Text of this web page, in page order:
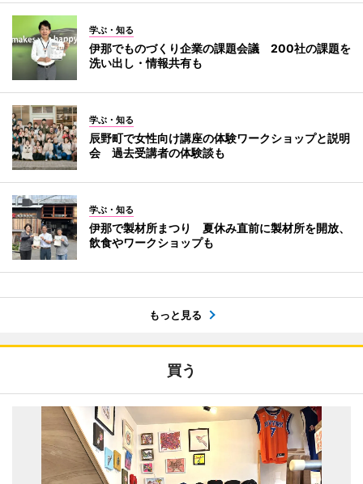
学ぶ・知る
伊那でものづくり企業の課題会議 200社の課題を
洗い出し・情報共有も
学ぶ・知る
辰野町で女性向け講座の体験ワークショップと説明
会 過去受講者の体験談も
学ぶ・知る
伊那で製材所まつり 夏休み直前に製材所を開放、
飲食やワークショップも
もっと見る
買う